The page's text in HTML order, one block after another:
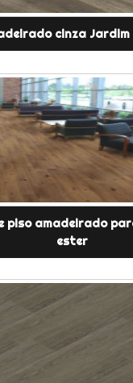
cinza Jardim
piso amadeirado
ester